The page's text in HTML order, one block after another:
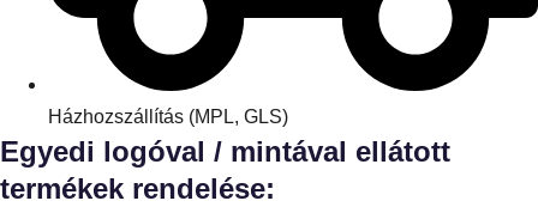
Házhozszállítás (MPL, GLS)
Egyedi logóval / mintával ellátott
termékek rendelése: